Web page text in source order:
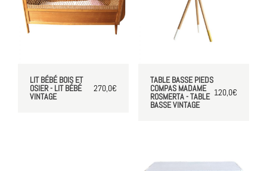
LIT BÉBÉ BOIS ET
OSIER - LIT BÉBÉ
VINTAGE
270,0€
TABLE BASSE PIEDS
COMPAS MADAME
ROSMERTA - TABLE
BASSE VINTAGE
120,0€